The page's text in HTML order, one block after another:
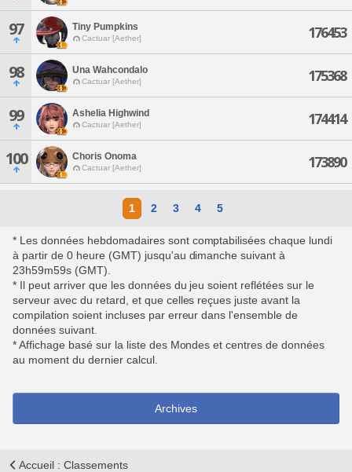
97 Tiny Pumpkins
Cactuar [Aether] 176453
98 Una Wahcondalo
Cactuar [Aether] 175368
99 Ashelia Highwind
Cactuar [Aether] 174414
100 Choris Onoma
Cactuar [Aether] 173890
1 2 3 4 5
* Les données hebdomadaires sont comptabilisées chaque lundi
à partir de 0 heure (GMT) jusqu'au dimanche suivant à
23h59m59s (GMT).
* Il peut arriver que les données du jeu soient reflétées sur le
serveur avec du retard, et que celles reçues juste avant la
compilation soient incluses par erreur dans l'ensemble de
données suivant.
* Affichage basé sur la liste des Mondes et centres de données
au moment du dernier calcul.
Archives
Accueil : Classements